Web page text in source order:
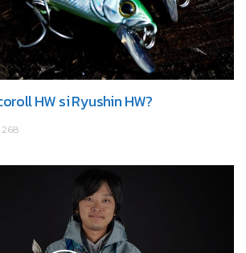
HW si Ryushin HW?
268